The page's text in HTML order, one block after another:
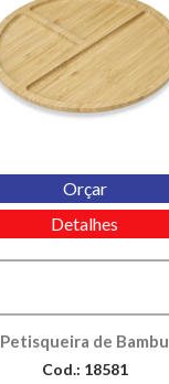
Orçar
Detalhes
Petisqueira de Bambu
Cod.: 18581